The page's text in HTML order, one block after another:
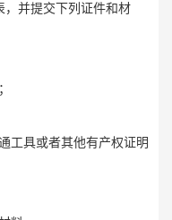
提交下列证件和材
或者其他有产权证明